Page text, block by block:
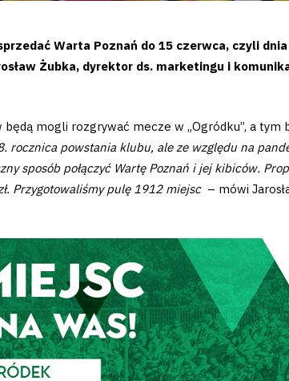
Warta Poznań do 15 czerwca, czyli
Żubka, dyrektor ds. marketingu i
mogli rozgrywać mecze w „Ogródku”, a
rocznica powstania klubu, ale ze względu na
sposób połączyć Wartę Poznań i jej kibiców.
Przygotowaliśmy pulę 1912 miejsc– mówi